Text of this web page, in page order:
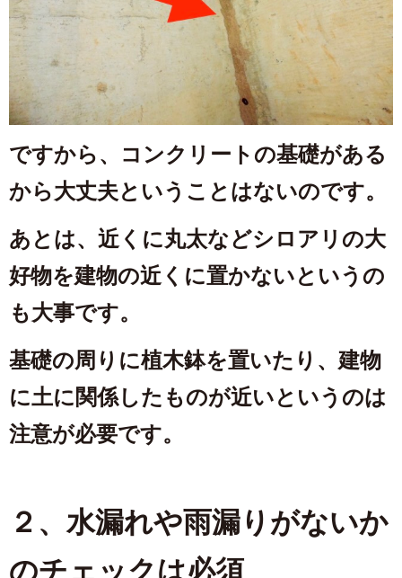
ですから、コンクリートの基礎がある
から大丈夫ということはないのです。
あとは、近くに丸太などシロアリの大
好物を建物の近くに置かないというの
も大事です。
基礎の周りに植木鉢を置いたり、建物
に土に関係したものが近いというのは
注意が必要です。
２、水漏れや雨漏りがないか
のチェックは必須